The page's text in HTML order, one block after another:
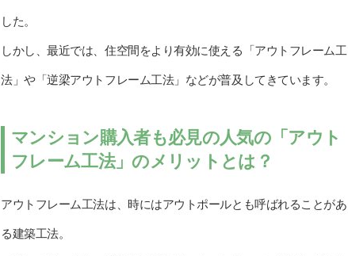
した。
しかし、最近では、住空間をより有効に使える「アウトフレーム工
法」や「逆梁アウトフレーム工法」などが普及してきています。
マンション購入者も必見の人気の「アウト
フレーム工法」のメリットとは？
アウトフレーム工法は、時にはアウトポールとも呼ばれることがあ
る建築工法。